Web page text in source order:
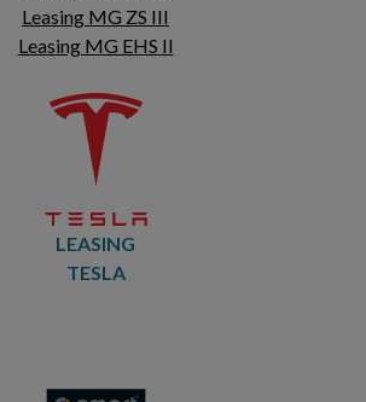
Leasing MG ZS III
Leasing MG EHS II
LEASING
TESLA